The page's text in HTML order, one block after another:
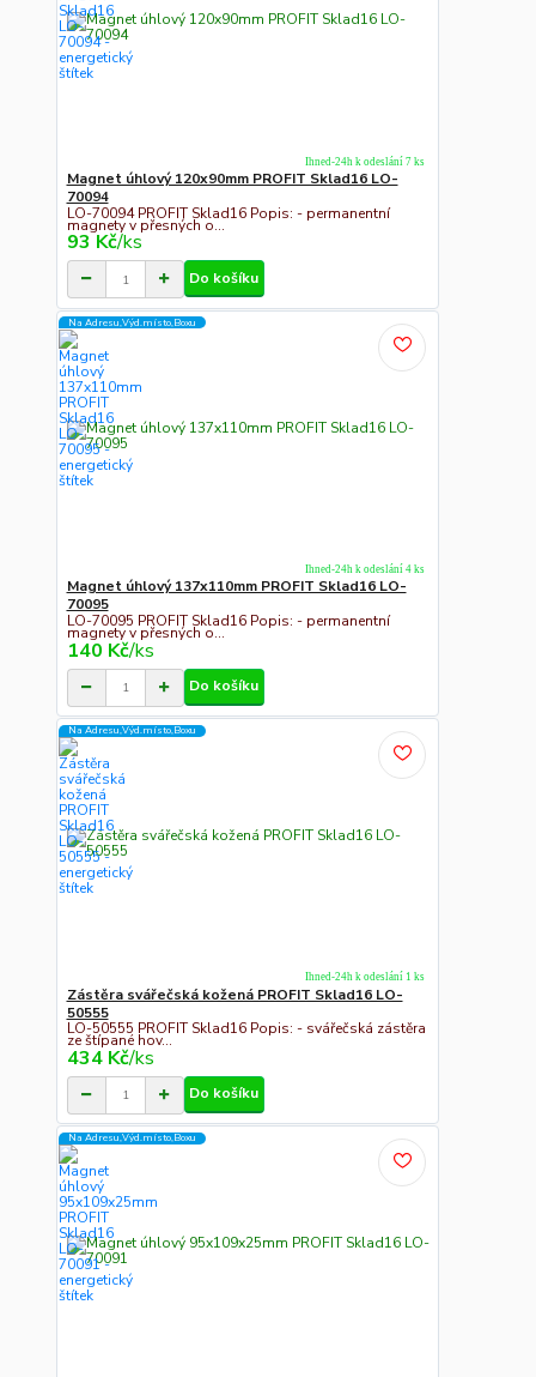
Magnet úhlový 120x90mm PROFIT Sklad16 LO-
70094
LO-70094 PROFIT Sklad16 Popis: - permanentní
magnety v přesných o...
93 Kč/ks
Ihned-24h k odeslání 7 ks
Do košíku
Na Adresu,Výd.místo,Boxu
Magnet úhlový 137x110mm PROFIT Sklad16 LO-
70095
LO-70095 PROFIT Sklad16 Popis: - permanentní
magnety v přesných o...
140 Kč/ks
Ihned-24h k odeslání 4 ks
Do košíku
Na Adresu,Výd.místo,Boxu
Zástěra svářečská kožená PROFIT Sklad16 LO-
50555
LO-50555 PROFIT Sklad16 Popis: - svářečská zástěra
ze štípané hov...
434 Kč/ks
Ihned-24h k odeslání 1 ks
Do košíku
Na Adresu,Výd.místo,Boxu